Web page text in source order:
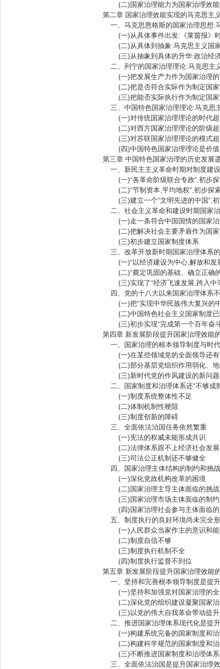
(二)国家治理能力为国家治理效能
第二章 国家治理效能实现的马克思主
一、马克思恩格斯的国家治理思想:
(一)从具体事件出发:《莱茵报》时
(二)从具体到抽象:马克思主义国家
(三)从抽象到具体的升华:政治经济
二、列宁的国家治理理论:马克思主
(一)把发展生产力作为国家治理的
(二)把是否符合实际作为制定国家
(三)把能否实际执行作为制定国家
三、中国特色国家治理理论:马克思
(一)对传统国家治理理论的时代
(二)对西方国家治理理论的阶级
(三)对苏联国家治理理论的模式
(四)中国特色国家治理理论是价值
第三章 中国特色国家治理的历史发展
一、新民主主义革命时期对制度建
(一)“各革命阶级联合专政”,初步探
(二)“节制资本,平均地权”,初步探
(三)建立一个“文明先进的中国”,初
二、社会主义革命和建设时期国家
(一)走一条符合中国国情的国家治
(二)把解决社会主要矛盾作为国家
(三)初步建立国家制度体系
三、改革开放新时期国家治理体系
(一)“以经济建设为中心,解放和发
(二)“奠定巩固的基础、确立正确的
(三)实现了“经济飞速发展,跨入中
四、党的十八大以来国家治理体系
(一)把“实现中华民族伟大复兴的中
(二)中国特色社会主义国家制度已
(三)初步实现“完成第一个百年奋斗
第四章 新发展阶段提升国家治理效能
一、国家治理的根本领导制度与时
(一)在某些领域党的全面领导还有
(二)部分基层党组织作用弱化、地
(三)新时代党的作风建设的新问题
二、国家制度和治理体系还“不够成
(一)制度系统整体性不足
(二)体制机制性梗阻
(三)制度创新的障碍
三、全面依法治国任务依然繁重
(一)宪法的权威未能形成共识
(二)法律体系跟不上经济社会发展
(三)司法公正机制还不够健全
四、国家治理主体结构的制约和挑战
(一)深化党政机构改革的困境
(二)国家治理主导主体面临的挑战
(三)国家治理市场主体面临的制约
(四)国家治理社会参与主体面临的
五、制度执行的良好环境尚未完全
(一)人民群众当家作主的意识和能
(二)制度自信不够
(三)制度执行机制不全
(四)制度执行监督不到位
第五章 新发展阶段提升国家治理效能
一、坚持和完善根本领导制度是提
(一)坚持和加强党对国家治理的全
(二)深化党的组织建设凝聚国家治
(三)以党的伟大自我革命带动提升
二、推进国家治理体系现代化是提
(一)构建系统完备的国家制度和治
(二)构建科学规范的国家制度和治
(三)不断推进国家制度和治理体系
三、全面依法治国是提升国家治理